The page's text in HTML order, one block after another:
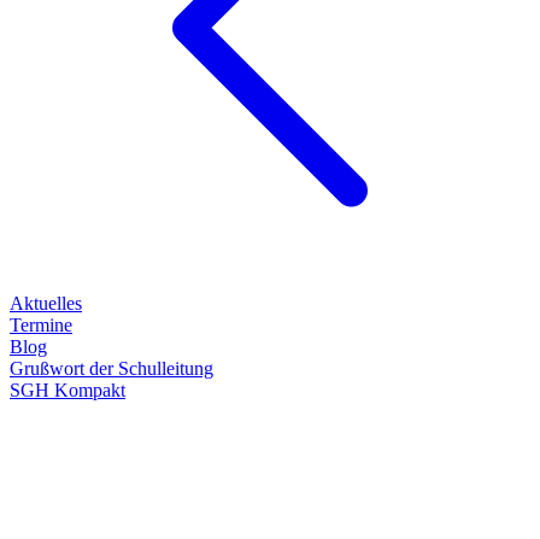
Aktuelles
Termine
Blog
Grußwort der Schulleitung
SGH Kompakt